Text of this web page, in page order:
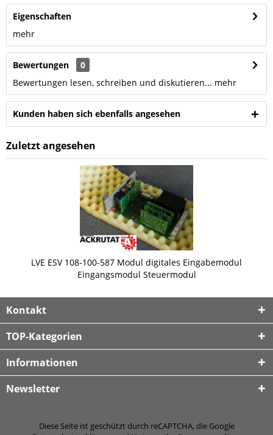
Eigenschaften
mehr
Bewertungen
0
Bewertungen lesen, schreiben und diskutieren... mehr
Kunden haben sich ebenfalls angesehen
Zuletzt angesehen
LVE ESV 108-100-587 Modul digitales Eingabemodul
Eingangsmodul Steuermodul
Kontakt
TOP-Kategorien
Informationen
Newsletter
Diese Seite ist geschützt durch reCAPTCHA, die Google